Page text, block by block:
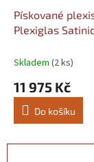
Pískované
Plexiglas
Šířka: 2030,
Skladem (2 ks)
11 975 Kč
Do košíku